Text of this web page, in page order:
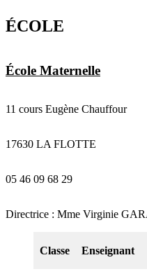
ÉCOLE
École Maternelle
11 cours Eugène Chauffour
17630 LA FLOTTE
05 46 09 68 29
Directrice : Mme Virginie
Classe Enseignant